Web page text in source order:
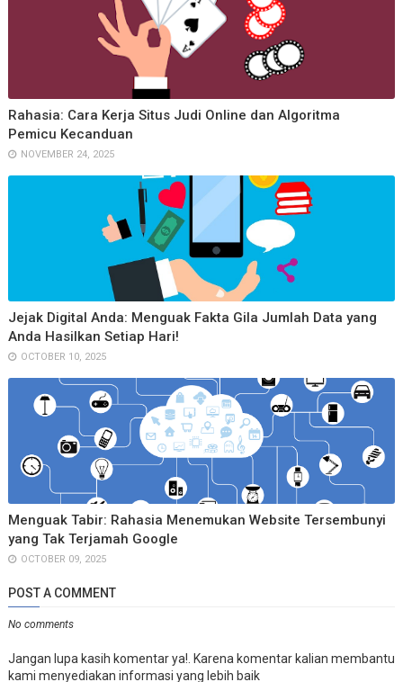
Rahasia: Cara Kerja Situs Judi Online dan Algoritma
Pemicu Kecanduan
NOVEMBER 24, 2025
Jejak Digital Anda: Menguak Fakta Gila Jumlah Data yang
Anda Hasilkan Setiap Hari!
OCTOBER 10, 2025
Menguak Tabir: Rahasia Menemukan Website Tersembunyi
yang Tak Terjamah Google
OCTOBER 09, 2025
POST A COMMENT
No comments
Jangan lupa kasih komentar ya!. Karena komentar kalian membantu
kami menyediakan informasi yang lebih baik